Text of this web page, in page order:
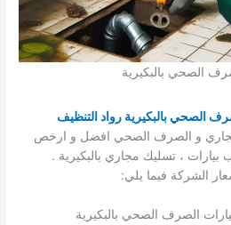
الصحي بالبكيرية
الصحي بالبكيرية رواد التنظيف
و الصرف الصحي افضل و ارخص
، تسليك مجاري بالبكيرية .
الشركة فيما يلي: